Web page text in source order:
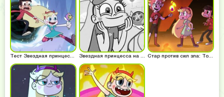
Тест Звездная принцесса и силы зла Звездная принцесса на русском Стар против сил зла: Том и Марко